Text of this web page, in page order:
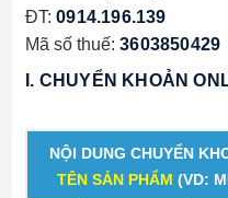
ĐT: 0914.196.139
Mã số thuế:3603850429
I. CHUYỂN KHOẢN
NỘI DUNG CHUYỂN
TÊN SẢN PHẨM (VD: